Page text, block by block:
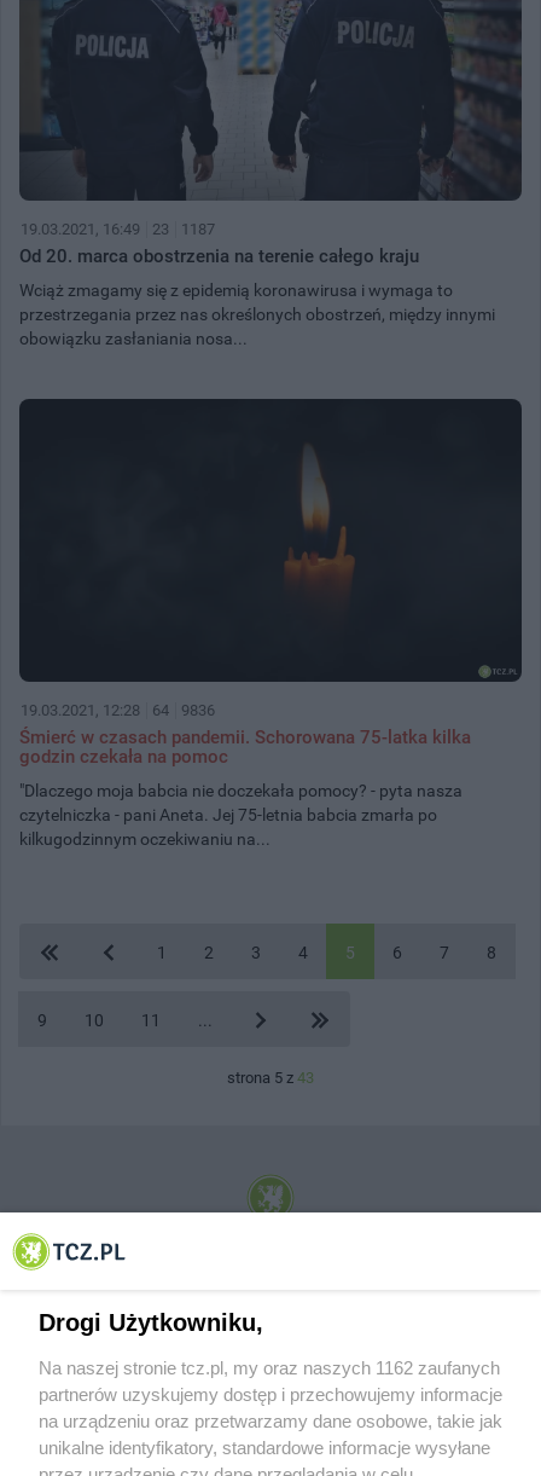
19.03.2021, 16:49 23 1187
Od 20. marca obostrzenia na terenie całego kraju
Wciąż zmagamy się z epidemią koronawirusa i wymaga to
przestrzegania przez nas określonych obostrzeń, między innymi
obowiązku zasłaniania nosa...
19.03.2021, 12:28 64 9836
Śmierć w czasach pandemii. Schorowana 75-latka kilka
godzin czekała na pomoc
"Dlaczego moja babcia nie doczekała pomocy? - pyta nasza
czytelniczka - pani Aneta. Jej 75-letnia babcia zmarła po
kilkugodzinnym oczekiwaniu na...
1 2 3 4 5 6 7 8
9 10 11
strona 5 z 43
© 2001-2026 Tczew - TCZ.PL Sp. z o.o. Internetowy Serwis Informacyjny Miasta
Drogi Użytkowniku,
Na naszej stronie tcz.pl, my oraz naszych 1162 zaufanych
partnerów uzyskujemy dostęp i przechowujemy informacje
na urządzeniu oraz przetwarzamy dane osobowe, takie jak
unikalne identyfikatory, standardowe informacje wysyłane